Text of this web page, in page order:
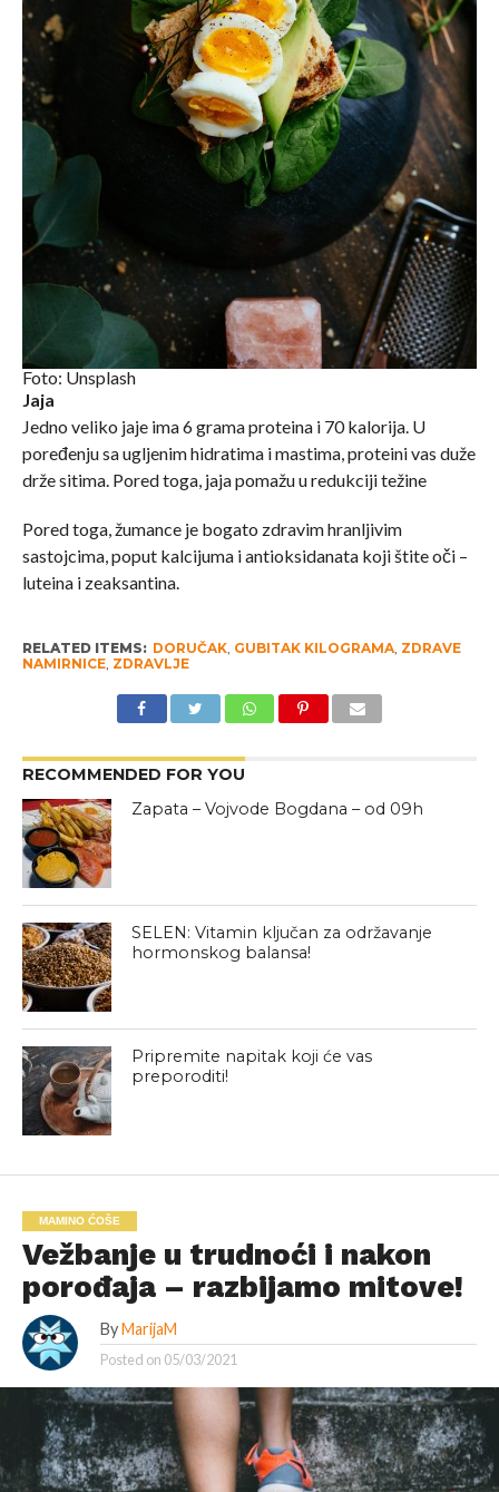
Foto: Unsplash
Jaja
Jedno veliko jaje ima 6 grama proteina i 70 kalorija. U
poređenju sa ugljenim hidratima i mastima, proteini vas duže
drže sitima. Pored toga, jaja pomažu u redukciji težine
Pored toga, žumance je bogato zdravim hranljivim
sastojcima, poput kalcijuma i antioksidanata koji štite oči –
luteina i zeaksantina.
RELATED ITEMS: DORUČAK, GUBITAK KILOGRAMA, ZDRAVE
NAMIRNICE, ZDRAVLJE
RECOMMENDED FOR YOU
Zapata – Vojvode Bogdana – od 09h
SELEN: Vitamin ključan za održavanje
hormonskog balansa!
Pripremite napitak koji će vas
preporoditi!
MAMINO ĆOŠE
Vežbanje u trudnoći i nakon
porođaja – razbijamo mitove!
By MarijaM
Posted on 05/03/2021